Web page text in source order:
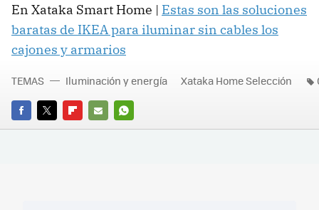
En Xataka Smart Home | Estas son las soluciones
baratas de IKEA para iluminar sin cables los
cajones y armarios
FACEBOOK
TWITTERFLIPBOARD
E-
WHATSAPP
TEMAS Iluminación y energía Xataka Home Selección